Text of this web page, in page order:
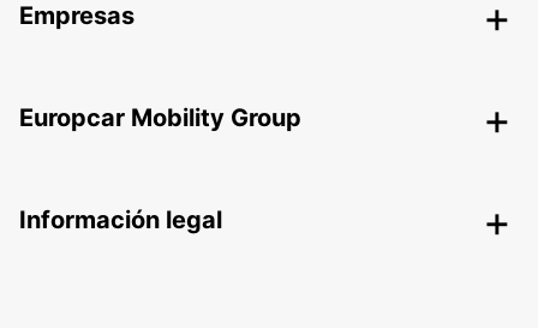
Empresas
Europcar Mobility Group
Información legal